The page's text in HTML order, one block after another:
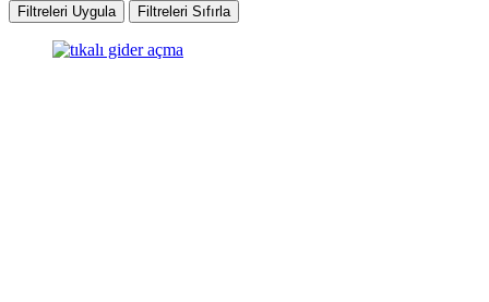
Filtreleri Uygula Filtreleri Sıfırla